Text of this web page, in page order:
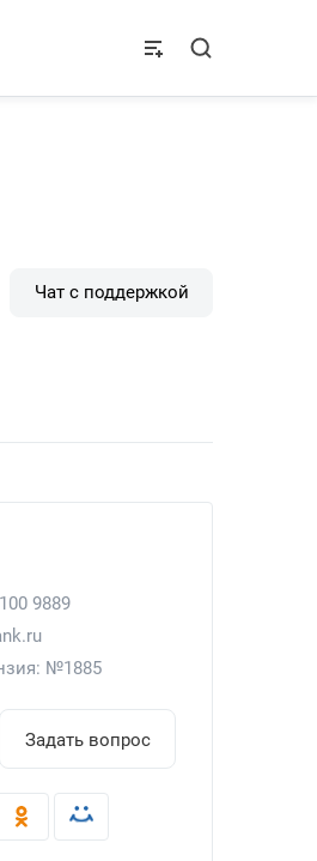
Чат с поддержкой
9889
№1885
Задать вопрос